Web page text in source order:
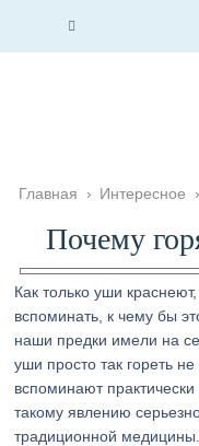
Главная › Интересное ›
Почему
Как только уши
вспоминать, к чему бы
наши предки имели на
уши просто так гореть
вспоминают
такому явлению
традиционной медицины.